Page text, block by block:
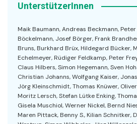
UnterstützerInnen
Maik Baumann, Andreas Beckmann,
Böckelmann, Josef Börger, Frank
Bruns, Burkhard Brüx, Hildegard Bücker,
Echelmeyer, Rüdiger Feldkamp, Peter
Claus Hilbers, Simon Hegemann, Sven
Christian Johanns, Wolfgang Kaiser,
Jörg Kleinschmidt, Thomas Knüwer,
Moritz Lersch, Stefan Lütke Enking,
Gisela Muschiol, Werner Nickel, Bernd
Maren Pittack, Benny S., Kilian Schnitker,